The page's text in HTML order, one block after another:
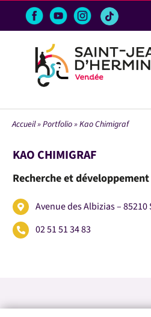
Passer
VIE ÉCONOMIQUE
ACTIVITÉS ET LOISIRS
Accueil»Portfolio»Kao Chimigraf
KAO CHIMIGRAF
Recherche et
Avenue des Albizias –
02 51 51 34 83